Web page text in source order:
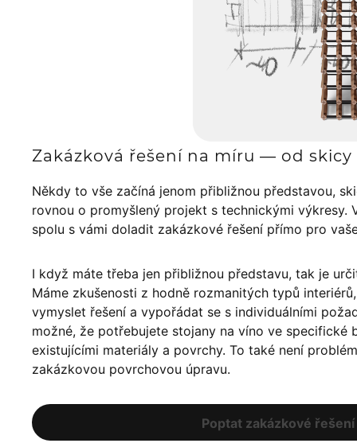
Zakázková řešení na míru — od
Někdy to vše začíná jenom přibližnou představou,
rovnou o promyšlený projekt s technickými výkresy.
spolu s vámi doladit zakázkové řešení přímo pro
I když máte třeba jen přibližnou představu, tak je
Máme zkušenosti z hodně rozmanitých typů
vymyslet řešení a vypořádat se s individuálními
možné, že potřebujete stojany na víno ve specifické
existujícími materiály a povrchy. To také není
zakázkovou povrchovou úpravu.
Poptat zakázkové řešení